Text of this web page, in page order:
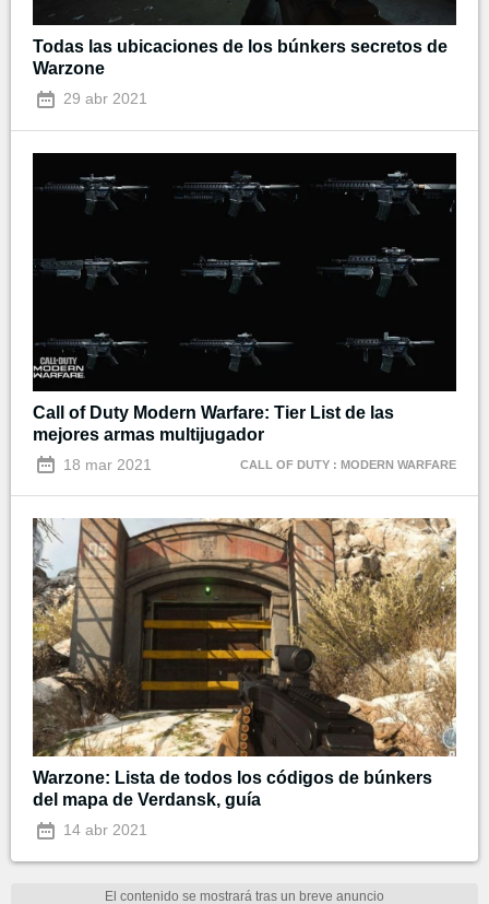
Todas las ubicaciones de los búnkers secretos de
Warzone
29 abr 2021
Call of Duty Modern Warfare: Tier List de las
mejores armas multijugador
18 mar 2021 CALL OF DUTY : MODERN WARFARE
Warzone: Lista de todos los códigos de búnkers
del mapa de Verdansk, guía
14 abr 2021